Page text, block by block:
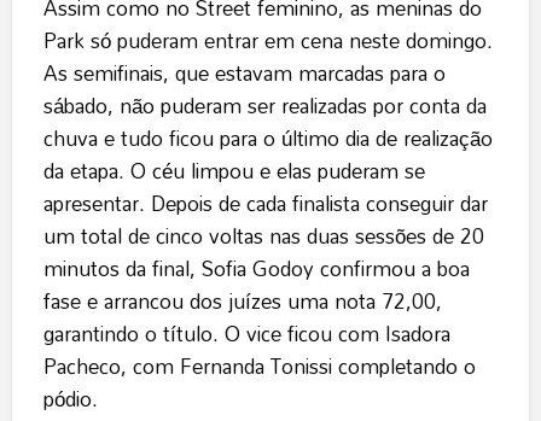
Assim como no Street feminino, as meninas do
Park só puderam entrar em cena neste domingo.
As semifinais, que estavam marcadas para o
sábado, não puderam ser realizadas por conta da
chuva e tudo ficou para o último dia de realização
da etapa. O céu limpou e elas puderam se
apresentar. Depois de cada finalista conseguir dar
um total de cinco voltas nas duas sessões de 20
minutos da final, Sofia Godoy confirmou a boa
fase e arrancou dos juízes uma nota 72,00,
garantindo o título. O vice ficou com Isadora
Pacheco, com Fernanda Tonissi completando o
pódio.